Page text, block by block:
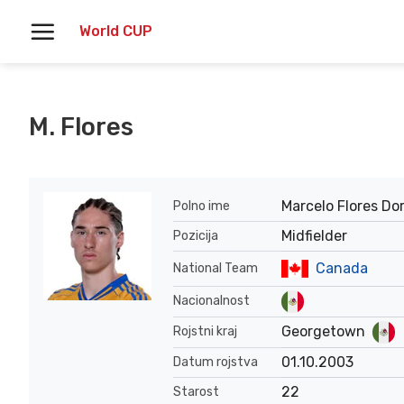
World CUP
M. Flores
Polno ime Marcelo Flores
Pozicija Midfielder
National Team Canada
Nacionalnost
Rojstni kraj
Georgetown
Datum rojstva 01.10.2003
Starost 22